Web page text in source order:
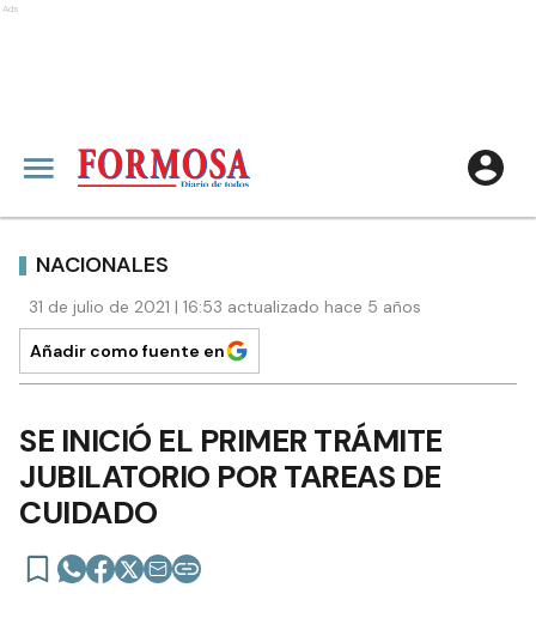
Ads
NACIONALES
31 de julio de 2021 | 16:53 actualizado hace 5 años
Añadir como fuente en
SE INICIÓ EL PRIMER TRÁMITE
JUBILATORIO POR TAREAS DE
CUIDADO